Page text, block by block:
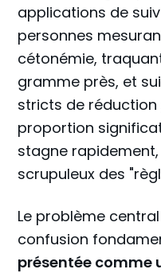
applications de
personnes
cétonémie,
gramme près, et
stricts de réduction
proportion
stagne
scrupuleux des
Le problème
confusion
présentée comme